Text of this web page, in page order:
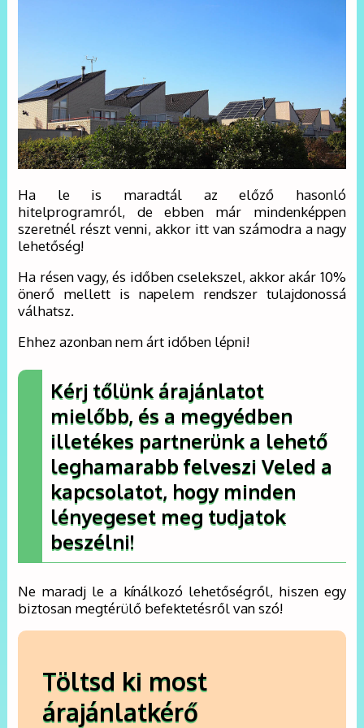
Ha le is maradtál az előző hasonló
hitelprogramról, de ebben már mindenképpen
szeretnél részt venni, akkor itt van számodra a nagy
lehetőség!
Ha résen vagy, és időben cselekszel, akkor akár 10%
önerő mellett is napelem rendszer tulajdonossá
válhatsz.
Ehhez azonban nem árt időben lépni!
Kérj tőlünk árajánlatot
mielőbb, és a megyédben
illetékes partnerünk a lehető
leghamarabb felveszi Veled a
kapcsolatot, hogy minden
lényegeset meg tudjatok
beszélni!
Ne maradj le a kínálkozó lehetőségről, hiszen egy
biztosan megtérülő befektetésről van szó!
Töltsd ki most
árajánlatkérő